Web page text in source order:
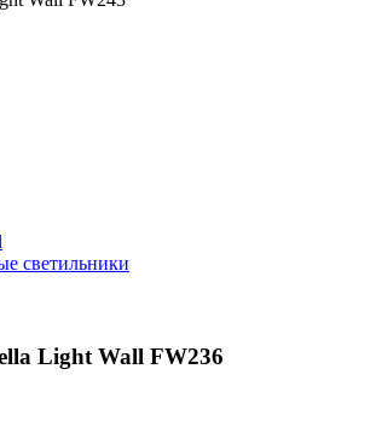
светильники
Light Wall FW236